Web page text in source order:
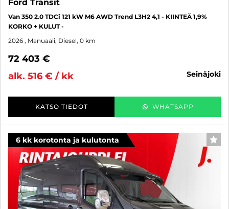
Ford Transit
Van 350 2.0 TDCi 121 kW M6 AWD Trend L3H2 4,1 - KIINTEÄ 1,9%
KORKO + KULUT -
2026 , Manuaali, Diesel, 0 km
72 403 €
alk. 516 € / kk
seinäjoki
KATSO TIEDOT WHATSAPP
6 kk korotonta ja kulutonta